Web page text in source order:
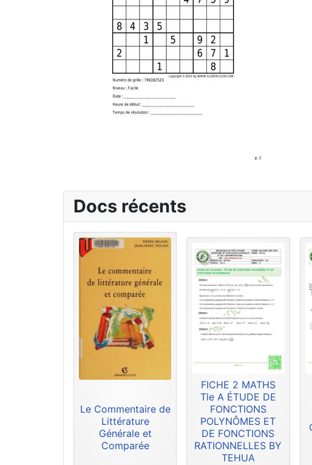
Docs récents
Le Commentaire de
Littérature
Générale et
Comparée
FICHE 2 MATHS
Tle A ÉTUDE DE
FONCTIONS
POLYNÔMES ET
DE FONCTIONS
RATIONNELLES BY
TEHUA